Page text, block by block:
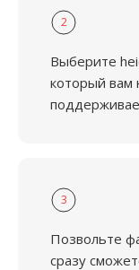
2
Выберите
который вам
3
Позвольте
сразу